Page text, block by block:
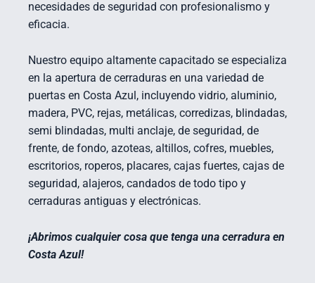
necesidades de seguridad con profesionalismo y
eficacia.
Nuestro equipo altamente capacitado se especializa
en la apertura de cerraduras en una variedad de
puertas en Costa Azul, incluyendo vidrio, aluminio,
madera, PVC, rejas, metálicas, corredizas, blindadas,
semi blindadas, multi anclaje, de seguridad, de
frente, de fondo, azoteas, altillos, cofres, muebles,
escritorios, roperos, placares, cajas fuertes, cajas de
seguridad, alajeros, candados de todo tipo y
cerraduras antiguas y electrónicas.
¡Abrimos cualquier cosa que tenga una cerradura en
Costa Azul!